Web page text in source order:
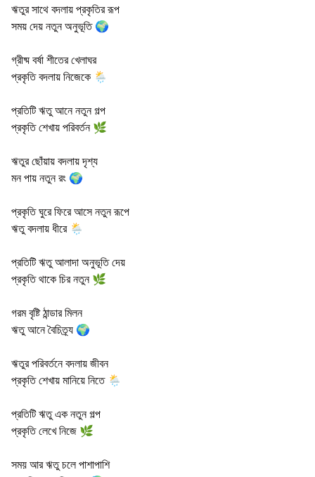
ঋতুর সাথে বদলায় প্রকৃতির রূপ
সময় দেয় নতুন অনুভূতি 🌍
গ্রীষ্ম বর্ষা শীতের খেলাঘর
প্রকৃতি বদলায় নিজেকে 🌦️
প্রতিটি ঋতু আনে নতুন গল্প
প্রকৃতি শেখায় পরিবর্তন 🌿
ঋতুর ছোঁয়ায় বদলায় দৃশ্য
মন পায় নতুন রং 🌍
প্রকৃতি ঘুরে ফিরে আসে নতুন রূপে
ঋতু বদলায় ধীরে 🌦️
প্রতিটি ঋতু আলাদা অনুভূতি দেয়
প্রকৃতি থাকে চির নতুন 🌿
গরম বৃষ্টি ঠান্ডার মিলন
ঋতু আনে বৈচিত্র্য 🌍
ঋতুর পরিবর্তনে বদলায় জীবন
প্রকৃতি শেখায় মানিয়ে নিতে 🌦️
প্রতিটি ঋতু এক নতুন গল্প
প্রকৃতি লেখে নিজে 🌿
সময় আর ঋতু চলে পাশাপাশি